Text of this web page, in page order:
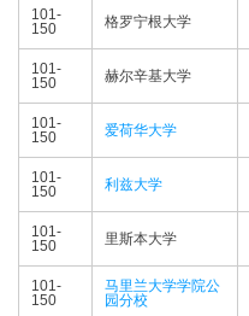
101-
150
格罗宁根大学
101-
150
赫尔辛基大学
101-
150
爱荷华大学
101-
150
利兹大学
101-
150
里斯本大学
101-
150
马里兰大学学院公
园分校